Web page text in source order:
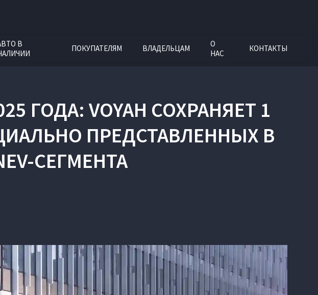
В
ПОКУПАТЕЛЯМ ВЛАДЕЛЬЦАМ
О
НАС
КОНТАКТЫ
ГОДА: VOYAH СОХРАНЯЕТ 1
ПРЕДСТАВЛЕННЫХ В
СЕГМЕНТА